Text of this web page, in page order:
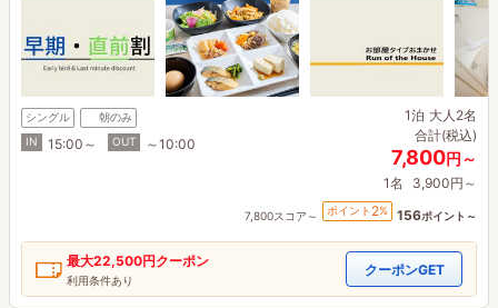
シングル
朝のみ
IN
15:00～ OUT ～10:00
1泊 大人2名
合計(税込)
7,800円～
1名 3,900円～
7,800スコア～ ポイント 2% 156ポイント～
最大22,500円クーポン
利用条件あり
クーポンGET